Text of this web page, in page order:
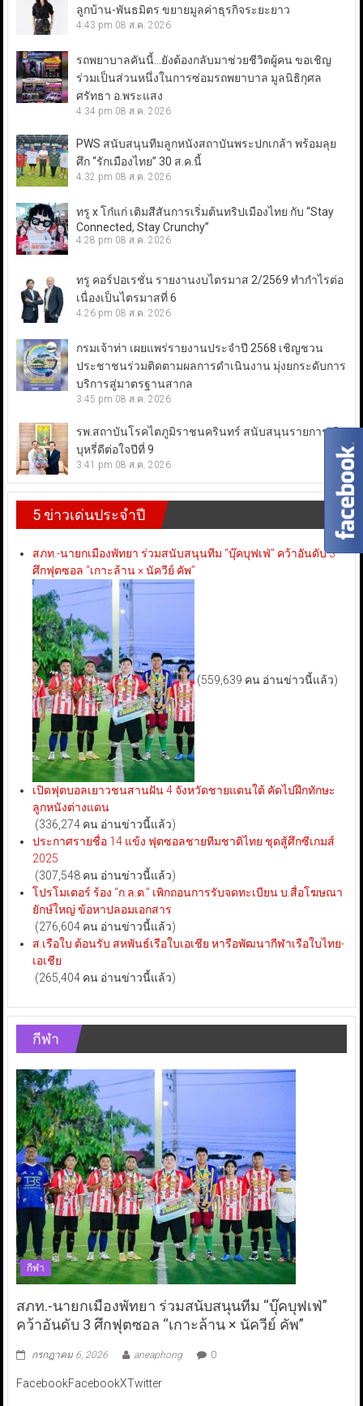
ลูกบ้าน-พันธมิตร ขยายมูลค่าธุรกิจระยะยาว
4:43 pm 08 ส.ค. 2026
รถพยาบาลคันนี้…ยังต้องกลับมาช่วยชีวิตผู้คน ขอเชิญ
ร่วมเป็นส่วนหนึ่งในการซ่อมรถพยาบาล มูลนิธิกุศล
ศรัทธา อ.พระแสง
4:34 pm 08 ส.ค. 2026
PWS สนับสนุนทีมลูกหนังสถาบันพระปกเกล้า พร้อมลุย
ศึก “รักเมืองไทย” 30 ส.ค.นี้
4:32 pm 08 ส.ค. 2026
ทรู x โก๋แก่ เติมสีสันการเริ่มต้นทริปเมืองไทย กับ “Stay
Connected, Stay Crunchy”
4:28 pm 08 ส.ค. 2026
ทรู คอร์ปอเรชั่น รายงานงบไตรมาส 2/2569 ทำกำไรต่อ
เนื่องเป็นไตรมาสที่ 6
4:26 pm 08 ส.ค. 2026
กรมเจ้าท่า เผยแพร่รายงานประจำปี 2568 เชิญชวน
ประชาชนร่วมติดตามผลการดำเนินงาน มุ่งยกระดับการ
บริการสู่มาตรฐานสากล
3:45 pm 08 ส.ค. 2026
รพ.สถาบันโรคไตภูมิราชนครินทร์ สนับสนุนรายการเลิก
บุหรี่ดีต่อใจปีที่ 9
3:41 pm 08 ส.ค. 2026
5 ข่าวเด่นประจำปี
สภท.-นายกเมืองพัทยา ร่วมสนับสนุนทีม “บุ๊คบุฟเฟ่” คว้าอันดับ 3
ศึกฟุตซอล “เกาะล้าน × นัควีย์ คัพ”
(559,639 คน อ่านข่าวนี้แล้ว)
เปิดฟุตบอลเยาวชนสานฝัน 4 จังหวัดชายแดนใต้ คัดไปฝึกทักษะ
ลูกหนังต่างแดน
(336,274 คน อ่านข่าวนี้แล้ว)
ประกาศรายชื่อ 14 แข้ง ฟุตซอลชายทีมชาติไทย ชุดสู้ศึกซีเกมส์
2025
(307,548 คน อ่านข่าวนี้แล้ว)
โปรโมเตอร์ ร้อง “ก.ล.ต.” เพิกถอนการรับจดทะเบียน บ.สื่อโฆษณา
ยักษ์ใหญ่ ข้อหาปลอมเอกสาร
(276,604 คน อ่านข่าวนี้แล้ว)
ส.เรือใบ ต้อนรับ สหพันธ์เรือใบเอเชีย หารือพัฒนากีฬาเรือใบไทย-
เอเชีย
(265,404 คน อ่านข่าวนี้แล้ว)
กีฬา
กีฬา
สภท.-นายกเมืองพัทยา ร่วมสนับสนุนทีม “บุ๊คบุฟเฟ่”
คว้าอันดับ 3 ศึกฟุตซอล “เกาะล้าน × นัควีย์ คัพ”
กรกฎาคม 6, 2026 aneaphong 0
FacebookFacebookXTwitter